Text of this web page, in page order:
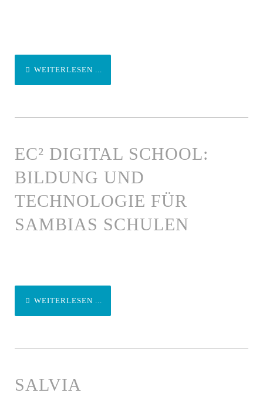
WEITERLESEN ...
EC² DIGITAL SCHOOL:
BILDUNG UND
TECHNOLOGIE FÜR
SAMBIAS SCHULEN
WEITERLESEN ...
SALVIA